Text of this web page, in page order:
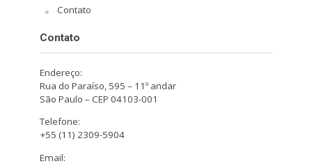
Contato
Contato
Endereço:
Rua do Paraíso, 595 – 11º andar
São Paulo – CEP 04103-001
Telefone:
+55 (11) 2309-5904
Email: